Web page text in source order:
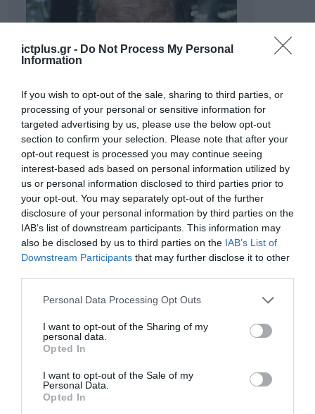
ictplus.gr - Do Not Process My Personal
Information
If you wish to opt-out of the sale, sharing to third parties, or
processing of your personal or sensitive information for
targeted advertising by us, please use the below opt-out
section to confirm your selection. Please note that after your
opt-out request is processed you may continue seeing
interest-based ads based on personal information utilized by
us or personal information disclosed to third parties prior to
your opt-out. You may separately opt-out of the further
disclosure of your personal information by third parties on the
IAB’s list of downstream participants. This information may
also be disclosed by us to third parties on the IAB’s List of
Downstream Participants that may further disclose it to other
Please note that this website/app uses one or more Google
not limited to your visit or usage behaviour. You may click to
grant or deny consent to Google and its third-party tags to
use your data for below specified purposes in below Google
consent section.
Personal Data Processing Opt Outs
I want to opt-out of the Sharing of my
personal data.
Opted In
I want to opt-out of the Sale of my
Personal Data.
Opted In
ΡΟΗ ΕΙΔΗΣΕΩΝ
Το χρηματοδοτούμενο